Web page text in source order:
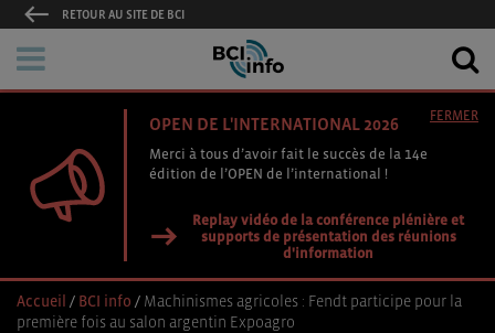
RETOUR AU SITE DE BCI
OPEN DE L'INTERNATIONAL 2026
Merci à tous d’avoir fait le succès de la 14e
édition de l’OPEN de l’international !
Replay vidéo de la conférence plénière et
supports de présentation des réunions
d'information
FERMER
Accueil / BCI info / Machinismes agricoles : Fendt participe pour la
première fois au salon argentin Expoagro